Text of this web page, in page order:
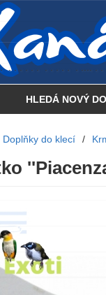
. . . . . . . . . . . . . .
HLEDÁ NOVÝ
Doplňky do klecí /